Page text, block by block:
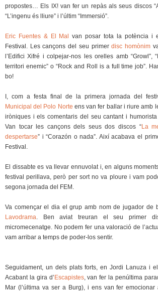
propostes… Els IX! van fer un repàs als seus discos
“L’ingenu és lliure” i l’últim “Immersió”.
Eric Fuentes & El Mal van posar tota la potència i
Festival. Les cançons del seu primerdisc homònim
l’Edifici Xifré i colpejar-nos les orelles amb “Growl”,
territori enemic” o “Rock and Roll is a full time job”.
bo!
I, com a festa final de la primera jornada del
Municipal del Polo Norte ens van fer ballar i riure amb
iròniques i els comentaris del seu cantant i humorista
Van tocar les cançons dels seus dos discos “La
despertarse” i “Corazón o nada”. Així acabava el
Festival.
El dissabte es va llevar ennuvolat i, en alguns
festival perillava, però per sort no va ploure i vam
segona jornada del FEM.
Va començar el dia el grup amb nom de jugador de
Lavodrama . Ben aviat treuran el seu primer
micromecenatge. No podem fer una valoració de
vam arribar a temps de poder-los sentir.
Seguidament, un dels plats forts, en Jordi Lanuza i
Acabant la gira d’Escapistes, van fer la penúltima
Mar (l’última va ser a Burg), i ens van fer emocionar